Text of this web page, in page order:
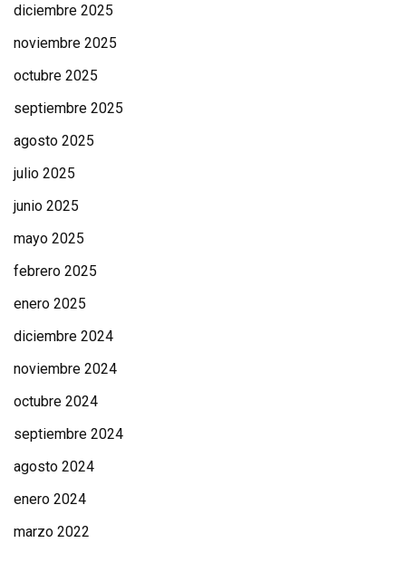
diciembre 2025
noviembre 2025
octubre 2025
septiembre 2025
agosto 2025
julio 2025
junio 2025
mayo 2025
febrero 2025
enero 2025
diciembre 2024
noviembre 2024
octubre 2024
septiembre 2024
agosto 2024
enero 2024
marzo 2022